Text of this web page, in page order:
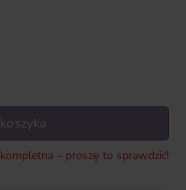
lub użyj przycisków, aby zwiększyć lub
– proszę to sprawdzić!